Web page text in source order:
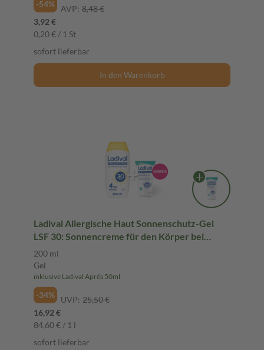
-54% AVP: 8,48 €
3,92 €
0,20 € / 1 St
sofort lieferbar
In den Warenkorb
Ladival Allergische Haut Sonnenschutz-Gel
LSF 30: Sonnencreme für den Körper bei
Sonnenallergie und Mallorca-Akne,
wasserfest, mit 4-fach Zellschutz, 200ml
200 ml
Gel
inklusive Ladival Aprés 50ml
-34% UVP: 25,50 €
16,92 €
84,60 € / 1 l
sofort lieferbar